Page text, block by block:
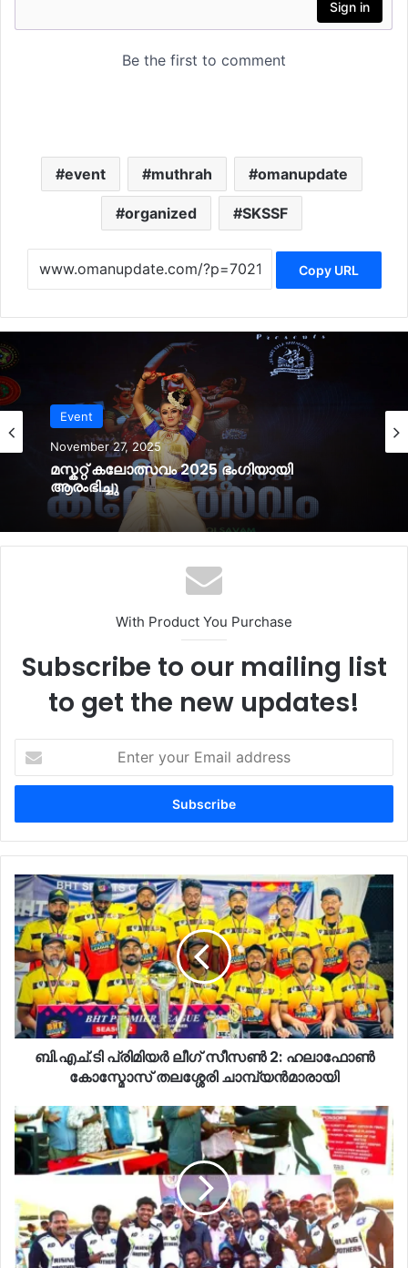
event muthrah omanupdate
organized SKSSF
Copy URL
Event
November 27, 2025
മസ്കറ്റ് കലോത്സവം 2025 ഭംഗിയായി
ആരംഭിച്ചു
With Product You Purchase
Subscribe to our mailing list
to get the new updates!
your
Email
ബി.എച്.ടി പ്രിമിയർ ലീഗ് സീസൺ 2: ഹലാഫോൺ
കോസ്മോസ് തലശ്ശേരി ചാമ്പ്യൻമാരായി